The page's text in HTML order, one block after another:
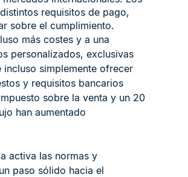
requisitos de pago,
sobre el cumplimiento.
más costes y a una
personalizados, exclusivas
simplemente ofrecer
y requisitos bancarios
sobre la venta y un 20
han aumentado
activa las normas y
paso sólido hacia el